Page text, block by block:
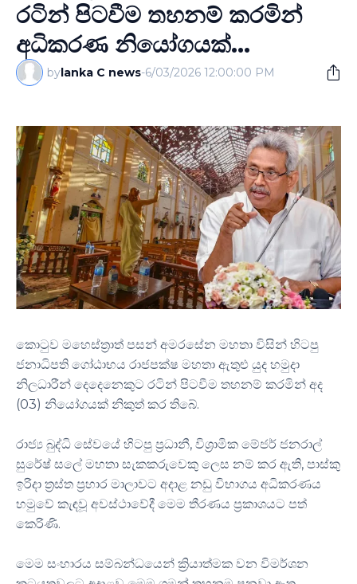
රටින් පිටවීම තහනම් කරමින්
අධිකරණ නියෝගයක්...
bylanka C news-6/03/2026 12:00:00 PM
කොටුව මහෙස්ත්‍රාත් පසන් අමරසේන මහතා විසින් හිටපු
ජනාධිපති ගෝඨාභය රාජපක්ෂ මහතා ඇතුළු යුද හමුදා
නිලධාරීන් දෙදෙනෙකුට රටින් පිටවීම තහනම් කරමින් අද
(03) නියෝගයක් නිකුත් කර තිබේ.
රාජ්‍ය බුද්ධි සේවයේ හිටපු ප්‍රධානී, විශ්‍රාමික මේජර් ජනරාල්
සුරේෂ් සලේ මහතා සැකකරුවෙකු ලෙස නම් කර ඇති, පාස්කු
ඉරිදා ත්‍රස්ත ප්‍රහාර මාලාවට අදාළ නඩු විභාගය අධිකරණය
හමුවේ කැඳවූ අවස්ථාවේදී මෙම තීරණය ප්‍රකාශයට පත්
කෙරිණි.
මෙම සංහාරය සම්බන්ධයෙන් ක්‍රියාත්මක වන විමර්ශන